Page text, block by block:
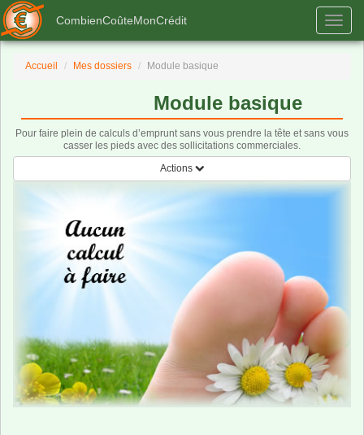
CombienCoûteMonCrédit
Accueil Mes dossiers Module basique
Module basique
Pour faire plein de calculs d’emprunt sans vous prendre la tête et sans vous
casser les pieds avec des sollicitations commerciales.
Toggle navigation
Actions